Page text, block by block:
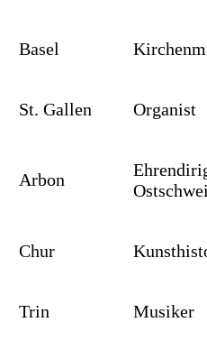
Basel
St. Gallen Organist
Arbon
Chur
Trin Musiker